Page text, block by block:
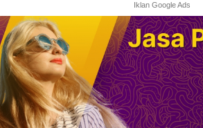
Iklan Google Ads